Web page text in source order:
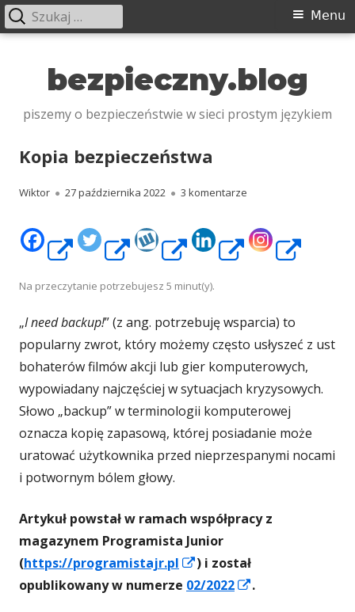
bezpieczny.blog
piszemy o bezpieczeństwie w sieci prostym językiem
Menu
Menu
Szukaj:
Kopia bezpieczeństwa
Autor
Wiktor Opublikowano
27 października 2022 3 komentarze
Strona
otwiera
się
w
nowym
oknie
Strona
otwiera
się
w
nowym
oknie
Strona
otwiera
się
w
nowym
Strona
się
w
nowym
się
w
Na przeczytanie potrzebujesz 5 minut(y).
„I need backup!” (z ang. potrzebuję wsparcia) to
popularny zwrot, który możemy często usłyszeć z ust
bohaterów filmów akcji lub gier komputerowych,
wypowiadany najczęściej w sytuacjach kryzysowych.
Słowo „backup” w terminologii komputerowej
oznacza kopię zapasową, której posiadanie może
uratować użytkownika przed nieprzespanymi nocami
i potwornym bólem głowy.
Artykuł powstał w ramach współpracy z
magazynem Programista Junior
(https://programistajr.pl
Strona
otwiera
) i został
opublikowany w numerze 02/2022
Strona
.